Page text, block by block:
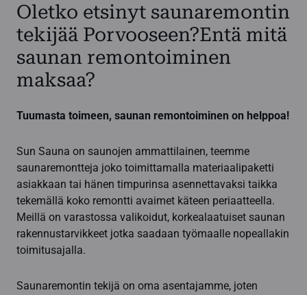
Oletko etsinyt saunaremontin
tekijää Porvooseen?Entä mitä
saunan remontoiminen
maksaa?
Tuumasta toimeen, saunan remontoiminen on helppoa!
Sun Sauna on saunojen ammattilainen, teemme
saunaremontteja joko toimittamalla materiaalipaketti
asiakkaan tai hänen timpurinsa asennettavaksi taikka
tekemällä koko remontti avaimet käteen periaatteella.
Meillä on varastossa valikoidut, korkealaatuiset saunan
rakennustarvikkeet jotka saadaan työmaalle nopeallakin
toimitusajalla.
Saunaremontin tekijä on oma asentajamme, joten